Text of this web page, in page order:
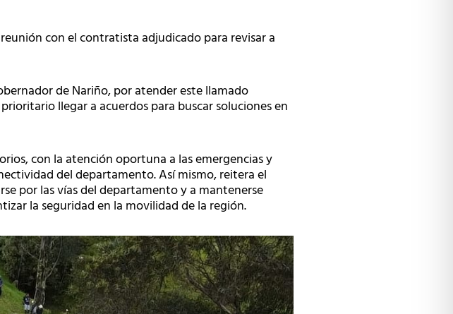
con el contratista adjudicado para revisar a
de Nariño, por atender este llamado
llegar a acuerdos para buscar soluciones en
con la atención oportuna a las emergencias y
del departamento. Así mismo, reitera el
por las vías del departamento y a mantenerse
la seguridad en la movilidad de la región.